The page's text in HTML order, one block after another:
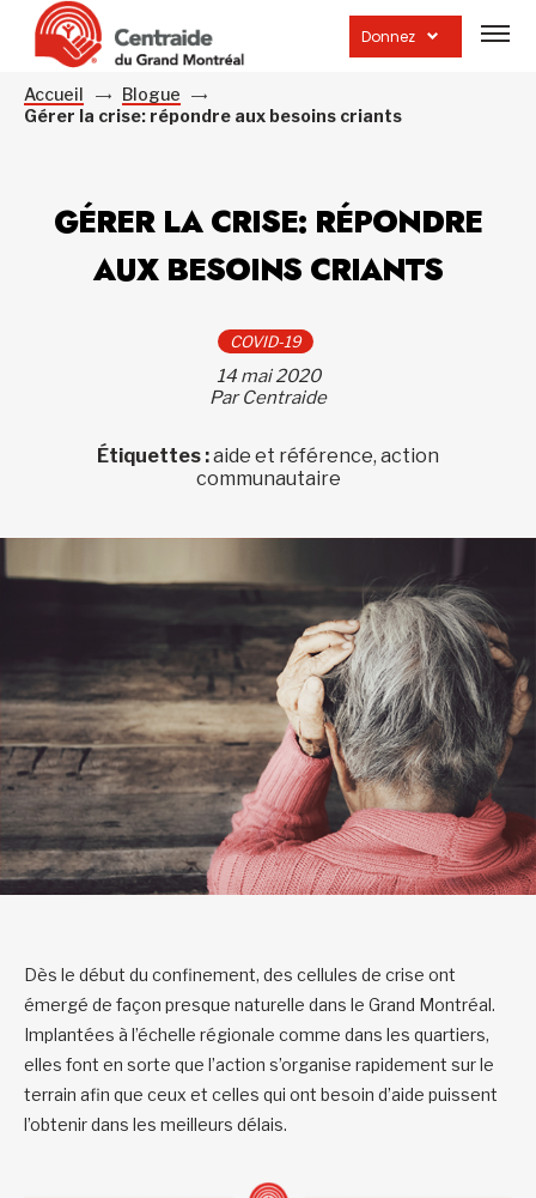
Donnez
la
Accueil
Blogue
Gérer la crise: répondre aux besoins criants
GÉRER LA CRISE: RÉPONDRE
AUX BESOINS CRIANTS
COVID-19
14 mai 2020
Par Centraide
Étiquettes :aide et référence, action
communautaire
Dès le début du confinement, des cellules de crise ont
émergé de façon presque naturelle dans le Grand Montréal.
Implantées à l’échelle régionale comme dans les quartiers,
elles font en sorte que l’action s’organise rapidement sur le
terrain afin que ceux et celles qui ont besoin d’aide puissent
l’obtenir dans les meilleurs délais.